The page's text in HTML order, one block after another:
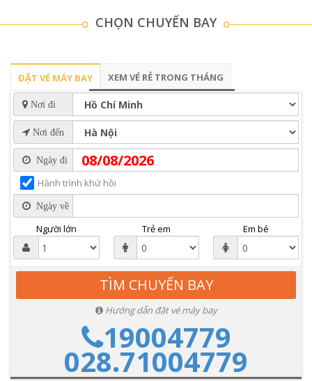
CHỌN CHUYẾN BAY
ĐẶT VÉ MÁY BAY XEM VÉ RẺ TRONG THÁNG
Nơi đi
Nơi đến
Ngày đi
Hành trình khứ hồi
Ngày về
Người lớn Trẻ em Em bé
Hướng dẫn đặt vé máy bay
19004779
028.71004779